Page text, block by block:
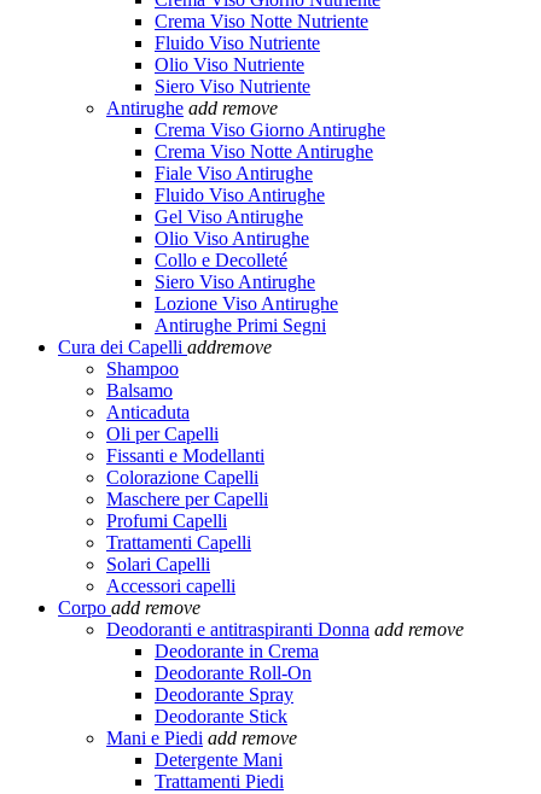
Crema Viso Notte Nutriente
Fluido Viso Nutriente
Olio Viso Nutriente
Siero Viso Nutriente
Antirughe add remove
Crema Viso Giorno Antirughe
Crema Viso Notte Antirughe
Fiale Viso Antirughe
Fluido Viso Antirughe
Gel Viso Antirughe
Olio Viso Antirughe
Collo e Decolleté
Siero Viso Antirughe
Lozione Viso Antirughe
Antirughe Primi Segni
Cura dei Capelli addremove
Shampoo
Balsamo
Anticaduta
Oli per Capelli
Fissanti e Modellanti
Colorazione Capelli
Maschere per Capelli
Profumi Capelli
Trattamenti Capelli
Solari Capelli
Accessori capelli
Corpo add remove
Deodoranti e antitraspiranti Donna add remove
Deodorante in Crema
Deodorante Roll-On
Deodorante Spray
Deodorante Stick
Mani e Piedi add remove
Detergente Mani
Trattamenti Piedi